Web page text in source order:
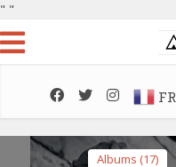
" "
FR
Albums (17)